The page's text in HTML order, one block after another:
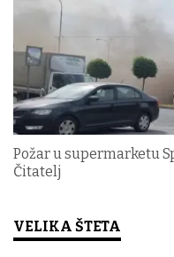
Požar u supermarketu
Čitatelj
VELIKA ŠTETA